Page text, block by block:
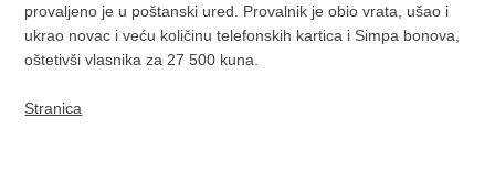
provaljeno je u poštanski ured. Provalnik je obio vrata, ušao i
ukrao novac i veću količinu telefonskih kartica i Simpa bonova,
oštetivši vlasnika za 27 500 kuna.
Stranica